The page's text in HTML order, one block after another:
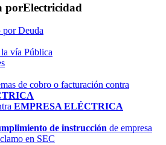
porElectricidad
por Deuda
vía Pública
de cobro o facturación contra
EMPRESA ELÉCTRICA
de instrucción de empresa
en SEC